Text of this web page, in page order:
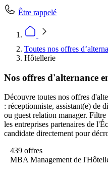
Être rappelé
Toutes nos offres
Hôtellerie
Nos offres d'alternance
Découvre toutes nos offres
: réceptionniste, assistant(e) de
ou guest relation manager.
les entreprises partenaires de
candidate directement pour
439 offres
MBA Management de